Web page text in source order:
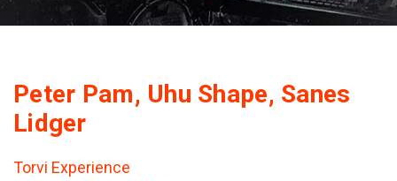
Peter Pam, Uhu Shape, Sanes
Lidger
Torvi Experience